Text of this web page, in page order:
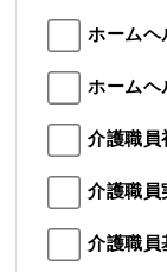
ホームヘ
ホームヘ
介護職員
介護職員
介護職員